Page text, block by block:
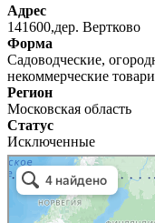
Адрес
141600,дер. Вертково
Форма
Садоводческие,
некоммерческие
Регион
Московская область
Статус
Исключенные